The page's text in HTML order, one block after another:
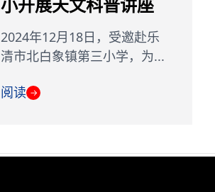
小开展天文科普讲座
2024年12月18日，受邀赴乐
清市北白象镇第三小学，为...
阅读 →